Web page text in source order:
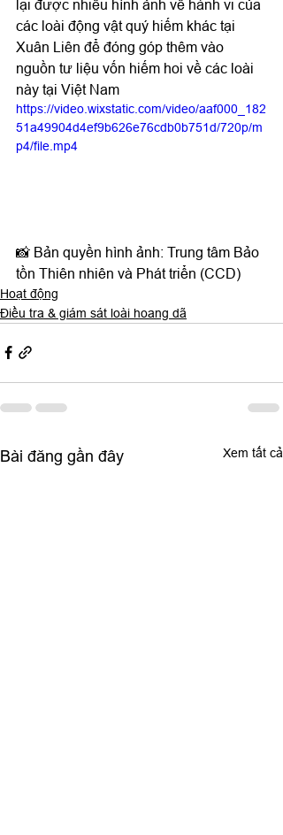
lại được nhiều hình ảnh về hành vi của
các loài động vật quý hiếm khác tại
Xuân Liên để đóng góp thêm vào
nguồn tư liệu vốn hiếm hoi về các loài
này tại Việt Nam
https://video.wixstatic.com/video/aaf000_182
51a49904d4ef9b626e76cdb0b751d/720p/m
p4/file.mp4
📸 Bản quyền hình ảnh: Trung tâm Bảo
tồn Thiên nhiên và Phát triển (CCD)
Hoạt động
Điều tra & giám sát loài hoang dã
Bài đăng gần đây Xem tất cả